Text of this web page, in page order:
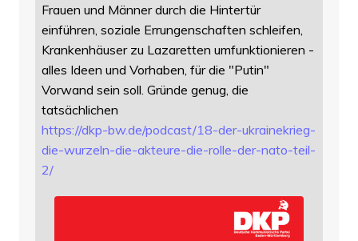
Frauen und Männer durch die Hintertür
einführen, soziale Errungenschaften schleifen,
Krankenhäuser zu Lazaretten umfunktionieren -
alles Ideen und Vorhaben, für die "Putin"
Vorwand sein soll. Gründe genug, die
tatsächlichen
https://dkp-bw.de/podcast/18-der-ukrainekrieg-
die-wurzeln-die-akteure-die-rolle-der-nato-teil-
2/